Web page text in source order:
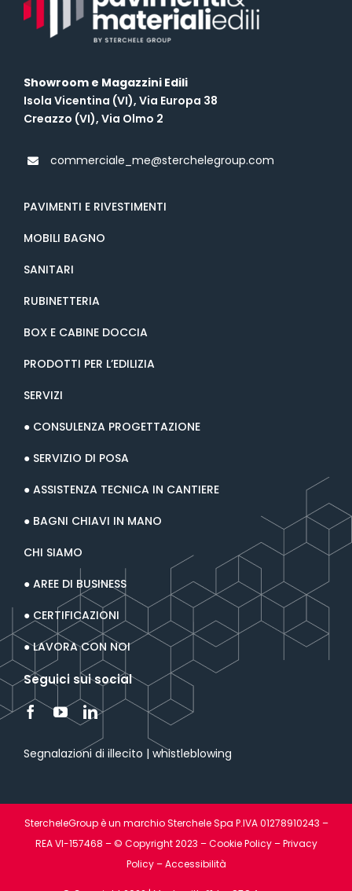
Showroom e Magazzini Edili
Isola Vicentina (VI), Via Europa 38
Creazzo (VI), Via Olmo 2
commerciale_me@sterchelegroup.com
PAVIMENTI E RIVESTIMENTI
MOBILI BAGNO
SANITARI
RUBINETTERIA
BOX E CABINE DOCCIA
PRODOTTI PER L’EDILIZIA
SERVIZI
● CONSULENZA PROGETTAZIONE
● SERVIZIO DI POSA
● ASSISTENZA TECNICA IN CANTIERE
● BAGNI CHIAVI IN MANO
CHI SIAMO
● AREE DI BUSINESS
● CERTIFICAZIONI
● LAVORA CON NOI
Seguici sui social
Segnalazioni di illecito | whistleblowing
StercheleGroup è un marchio Sterchele Spa P.IVA 01278910243 –
REA VI-157468 – © Copyright 2023 –Cookie Policy–Privacy
Policy–Accessibilità